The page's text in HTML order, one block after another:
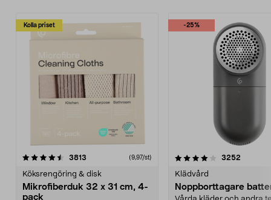
Kolla priset
3813 (9,97/st)
Köksrengöring & disk
Mikrofiberduk 32 x 31 cm, 4-
pack
-25%
4.0av 5 stjärnor 3252
Klädvård
Noppborttagare
4.5av 5 stjärnor